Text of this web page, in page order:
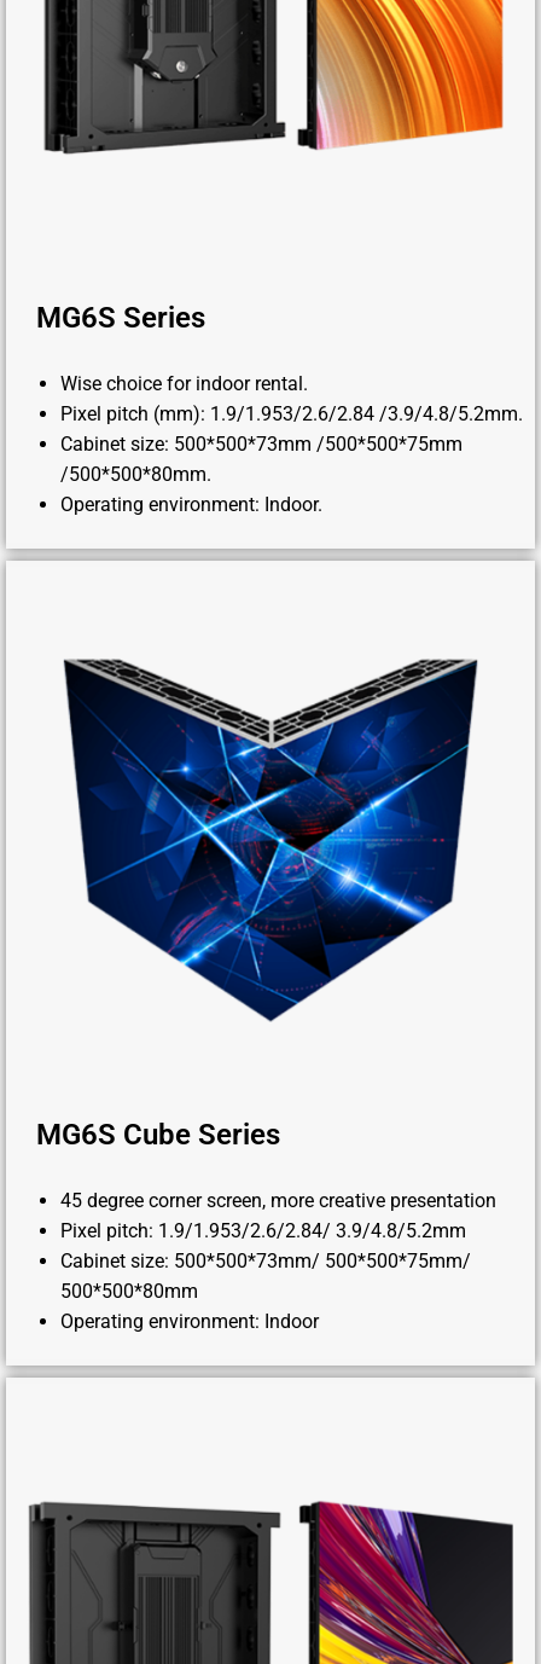
MG6S Series
Wise choice for indoor rental.
Pixel pitch (mm): 1.9/1.953/2.6/2.84 /3.9/4.8/5.2mm.
Cabinet size: 500*500*73mm /500*500*75mm
/500*500*80mm.
Operating environment: Indoor.
MG6S Cube Series
45 degree corner screen, more creative presentation
Pixel pitch: 1.9/1.953/2.6/2.84/ 3.9/4.8/5.2mm
Cabinet size: 500*500*73mm/ 500*500*75mm/
500*500*80mm
Operating environment: Indoor